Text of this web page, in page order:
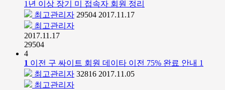
1년 이상 장기 미 접속자 회원 정리
최고관리자 29504 2017.11.17
최고관리자
2017.11.17
29504
4
1 이전 구 싸이트 회원 데이타 이전 75% 완료 안내 1
최고관리자 32816 2017.11.05
최고관리자